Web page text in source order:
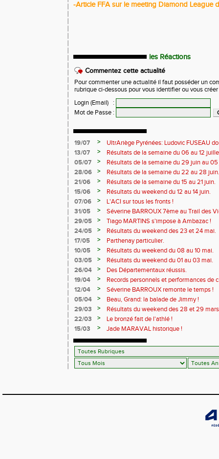
-Article FFA sur le meeting Diamond League
les Réactions
Commentez cette actualité
Pour commenter une actualité il faut posséder un
rubrique ci-dessous pour vous identifier ou vous
Login (Email)
:
Mot de Passe :
19/07 >
UltrAriège Pyrénées: Ludovic FUSEAU
13/07
>
Résultats de la semaine du 06 au 12
05/07
>
Résultats de la semaine du 29 juin au
28/06
>
Résultats de la semaine du 22 au 28 juin.
21/06
>
Résultats de la semaine du 15 au 21 juin.
15/06
>
Résultats du weekend du 12 au 14 juin.
07/06
>
L'ACI sur tous les fronts !
31/05
>
Séverine BARROUX 7ème au Trail des
29/05
>
Tiago MARTINS s'impose à Ambazac !
24/05
>
Résultats du weekend des 23 et 24 mai.
17/05
>
Parthenay particulier.
10/05
>
Résultats du weekend du 08 au 10 mai.
03/05
>
Résultats du weekend du 01 au 03 mai.
26/04
>
Des Départementaux réussis.
19/04
>
Records personnels et performances de
12/04
>
Séverine BARROUX remonte le temps !
05/04
>
Beau, Grand: la balade de Jimmy !
29/03
>
Résultats du weekend des 28 et 29
22/03
>
Le bronzé fait de l'athlé !
15/03
> Jade MARAVAL historique !